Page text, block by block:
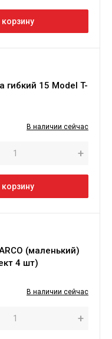
корзину
гибкий 15 Model T-
В наличии сейчас
+
корзину
(маленький)
4 шт)
В наличии сейчас
+